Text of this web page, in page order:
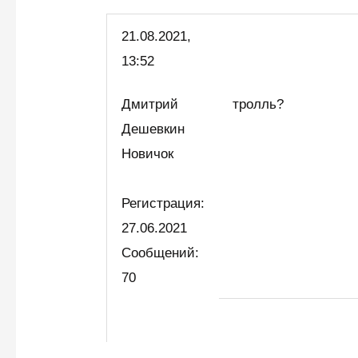
21.08.2021,
13:52
Дмитрий
Дешевкин
Новичок
Регистрация:
27.06.2021
Сообщений:
70
тролль?